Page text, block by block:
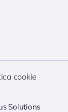
cookie
Solutions